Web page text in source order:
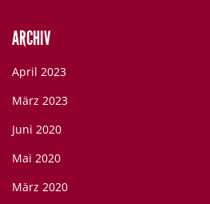
ARCHIV
April 2023
März 2023
Juni 2020
Mai 2020
März 2020